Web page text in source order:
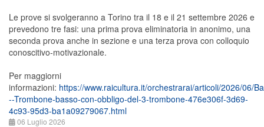
Le prove si svolgeranno a Torino tra il 18 e il 21 settembre 2026 e
prevedono tre fasi: una prima prova eliminatoria in anonimo, una
seconda prova anche in sezione e una terza prova con colloquio
conoscitivo-motivazionale.
Per maggiorni
informazioni: https://www.raicultura.it/orchestrarai/articoli/2026/06/
--Trombone-basso-con-obbligo-del-3-trombone-476e306f-3d69-
4c93-95d3-ba1a09279067.html
06 Luglio 2026